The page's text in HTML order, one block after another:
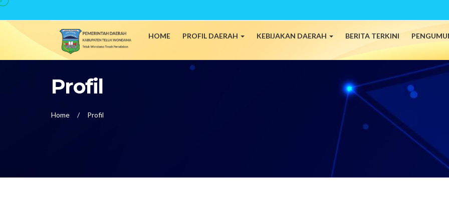
HOME PROFIL DAERAH KEBIJAKAN DAERAH BERITA TERKINI
Profil
Home Profil